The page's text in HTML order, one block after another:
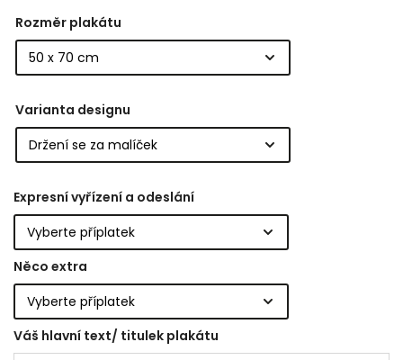
Rozměr plakátu
Varianta designu
Expresní vyřízení a odeslání
Něco extra
Váš hlavní text/ titulek plakátu